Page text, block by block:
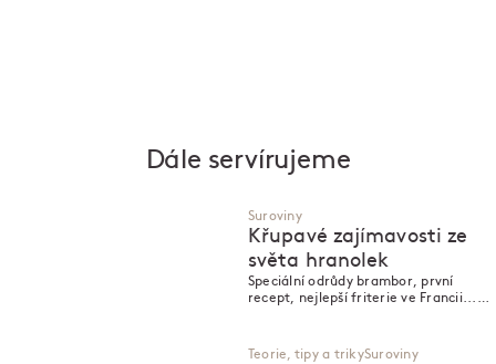
Dále servírujeme
Suroviny
Křupavé zajímavosti ze
světa hranolek
Speciální odrůdy brambor, první
recept, nejlepší friterie ve Francii...
Teorie, tipy a trikySuroviny